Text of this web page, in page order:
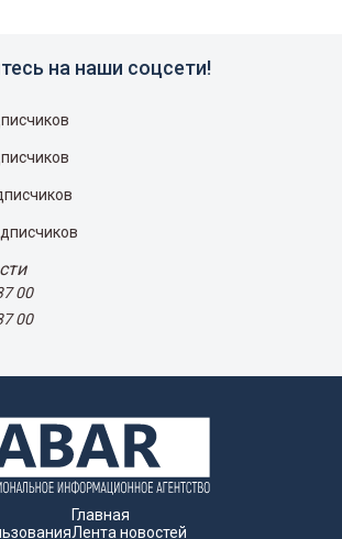
на наши соцсети!
00
00
Главная
Лента новостей